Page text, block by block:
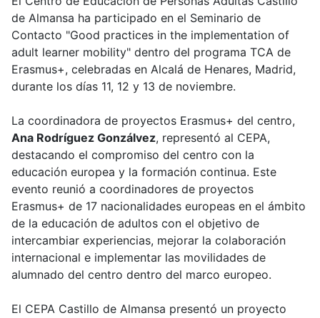
de Almansa ha participado en el Seminario de
Contacto "Good practices in the implementation of
adult learner mobility" dentro del programa TCA de
Erasmus+, celebradas en Alcalá de Henares, Madrid,
durante los días 11, 12 y 13 de noviembre.
La coordinadora de proyectos Erasmus+ del centro,
Ana Rodríguez Gonzálvez, representó al CEPA,
destacando el compromiso del centro con la
educación europea y la formación continua. Este
evento reunió a coordinadores de proyectos
Erasmus+ de 17 nacionalidades europeas en el ámbito
de la educación de adultos con el objetivo de
intercambiar experiencias, mejorar la colaboración
internacional e implementar las movilidades de
alumnado del centro dentro del marco europeo.
El CEPA Castillo de Almansa presentó un proyecto